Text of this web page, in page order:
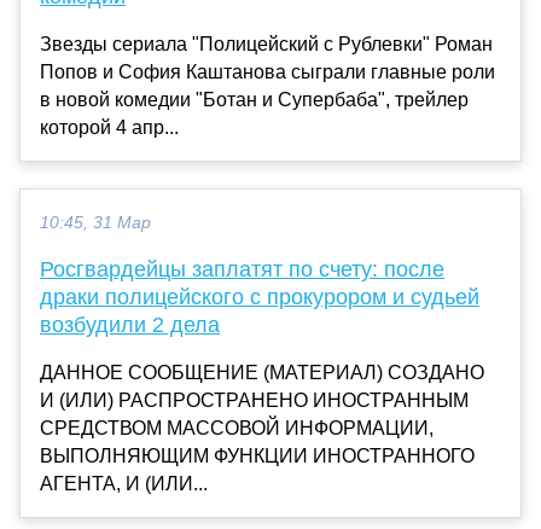
Звезды сериала "Полицейский с Рублевки" Роман
Попов и София Каштанова сыграли главные роли
в новой комедии "Ботан и Супербаба", трейлер
которой 4 апр...
10:45, 31 Мар
Росгвардейцы заплатят по счету: после
драки полицейского с прокурором и судьей
возбудили 2 дела
ДАННОЕ СООБЩЕНИЕ (МАТЕРИАЛ) СОЗДАНО
И (ИЛИ) РАСПРОСТРАНЕНО ИНОСТРАННЫМ
СРЕДСТВОМ МАССОВОЙ ИНФОРМАЦИИ,
ВЫПОЛНЯЮЩИМ ФУНКЦИИ ИНОСТРАННОГО
АГЕНТА, И (ИЛИ...